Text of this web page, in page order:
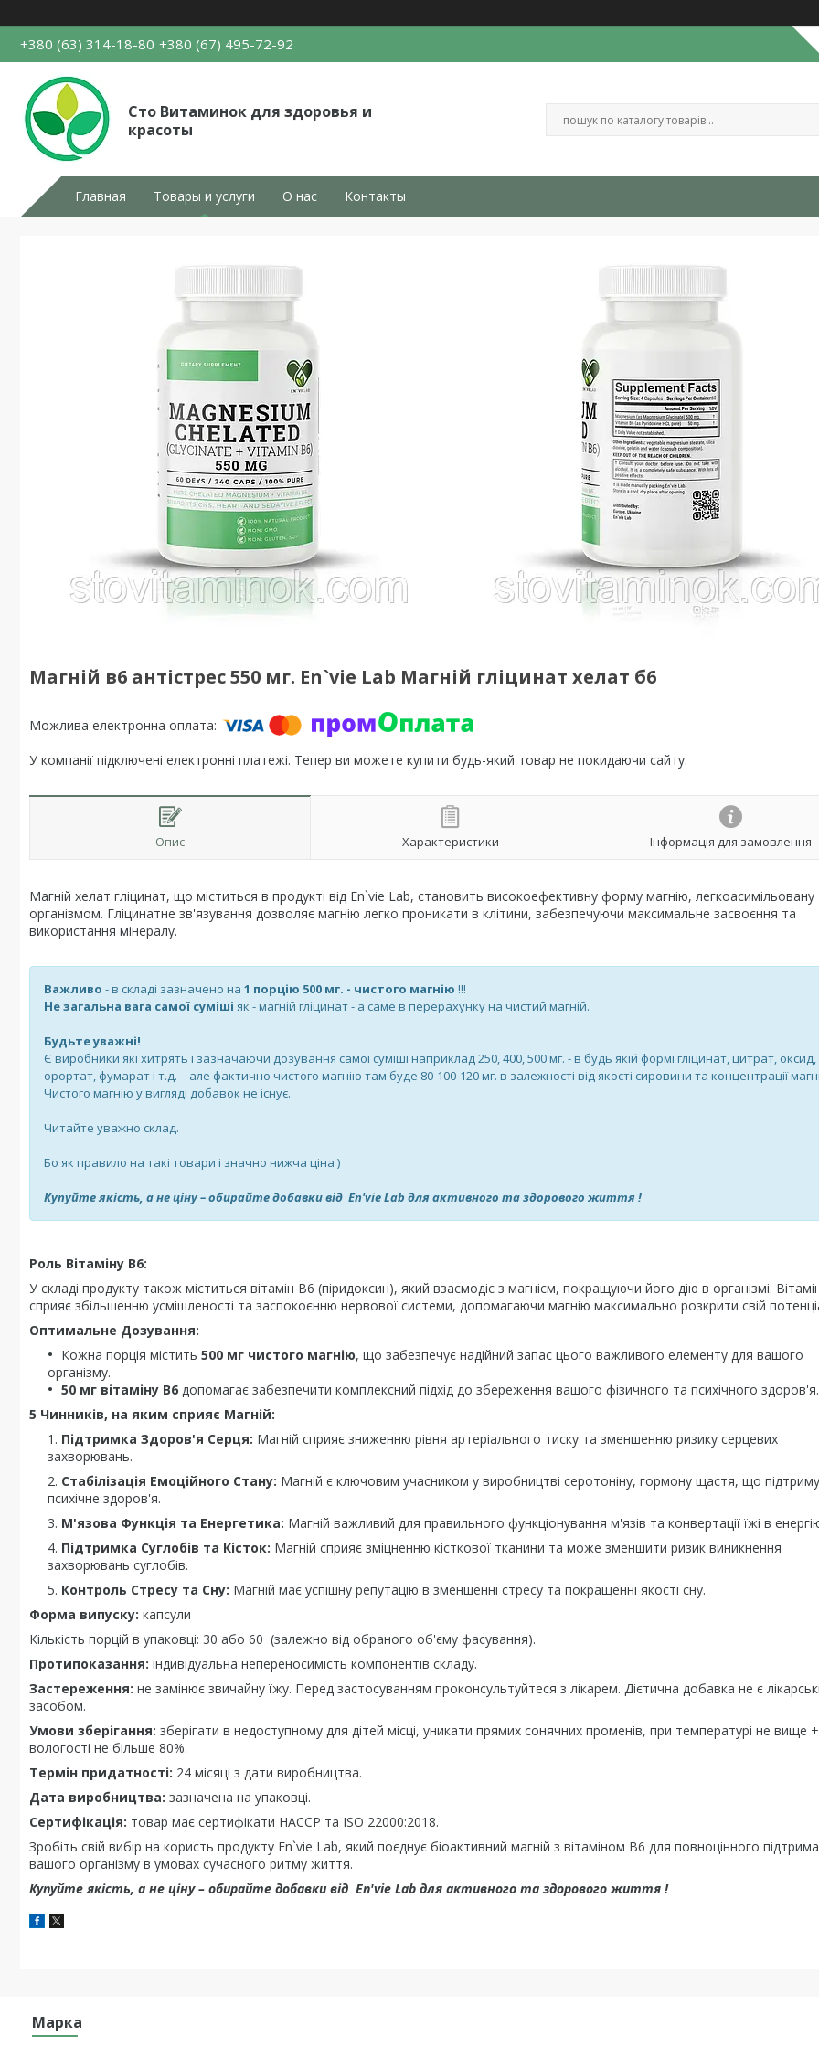
+380 (63) 314-18-80 +380 (67) 495-72-92
Сто Витаминок для здоровья и
красоты
Главная Товары и услуги О нас Контакты
Магній в6 антістрес 550 мг. En`vie Lab Магній гліцинат хелат б6
У компанії підключені електронні платежі. Тепер ви можете купити будь-який товар не покидаючи сайту.
Опис Характеристики Інформація для замовлення
Магній хелат гліцинат, що міститься в продукті від En`vie Lab, становить високоефективну форму магнію, легкоасимільовану
організмом. Гліцинатне зв'язування дозволяє магнію легко проникати в клітини, забезпечуючи максимальне засвоєння та
використання мінералу.
Важливо - в складі зазначено на 1 порцію 500 мг. - чистого магнію !!!
Не загальна вага самої суміші як - магній гліцинат - а саме в перерахунку на чистий магній.
Будьте уважні!
Є виробники які хитрять і зазначаючи дозування самої суміші наприклад 250, 400, 500 мг. - в будь якій формі гліцинат, цитрат, оксид,
орортат, фумарат і т.д. - але фактично чистого магнію там буде 80-100-120 мг. в залежності від якості сировини та концентрації
Чистого магнію у вигляді добавок не існує.
Читайте уважно склад.
Бо як правило на такі товари і значно нижча ціна )
Купуйте якість, а не ціну – обирайте добавки від En'vie Lab для активного та здорового життя !
Роль Вітаміну B6:
У складі продукту також міститься вітамін B6 (піридоксин), який взаємодіє з магнієм, покращуючи його дію в організмі.
сприяє збільшенню усмішленості та заспокоєнню нервової системи, допомагаючи магнію максимально розкрити свій
Оптимальне Дозування:
Кожна порція містить 500 мг чистого магнію, що забезпечує надійний запас цього важливого елементу для вашого
організму.
50 мг вітаміну B6 допомагає забезпечити комплексний підхід до збереження вашого фізичного та психічного здоров'я.
5 Чинників, на яким сприяє Магній:
Підтримка Здоров'я Серця: Магній сприяє зниженню рівня артеріального тиску та зменшенню ризику серцевих
захворювань.
Стабілізація Емоційного Стану: Магній є ключовим учасником у виробництві серотоніну, гормону щастя, що
психічне здоров'я.
М'язова Функція та Енергетика: Магній важливий для правильного функціонування м'язів та конвертації їжі в
Підтримка Суглобів та Кісток: Магній сприяє зміцненню кісткової тканини та може зменшити ризик виникнення
захворювань суглобів.
Контроль Стресу та Сну: Магній має успішну репутацію в зменшенні стресу та покращенні якості сну.
Форма випуску: капсули
Кількість порцій в упаковці: 30 або 60 (залежно від обраного об'єму фасування).
Протипоказання: індивідуальна непереносимість компонентів складу.
Застереження: не замінює звичайну їжу. Перед застосуванням проконсультуйтеся з лікарем. Дієтична добавка не є
засобом.
Умови зберігання: зберігати в недоступному для дітей місці, уникати прямих сонячних променів, при температурі не вище
вологості не більше 80%.
Термін придатності: 24 місяці з дати виробництва.
Дата виробництва: зазначена на упаковці.
Сертифікація: товар має сертифікати HACCP та ISO 22000:2018.
Зробіть свій вибір на користь продукту En`vie Lab, який поєднує біоактивний магній з вітаміном B6 для повноцінного
вашого організму в умовах сучасного ритму життя.
Купуйте якість, а не ціну – обирайте добавки від En'vie Lab для активного та здорового життя !
Марка